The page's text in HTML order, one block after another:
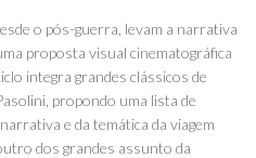
o pós-guerra, levam a narrativa
proposta visual cinematográfica
integra grandes clássicos de
propondo uma lista de
e da temática da viagem
dos grandes assunto da